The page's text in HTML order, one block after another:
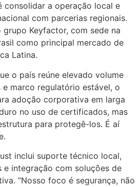
consolidar a operação local e
com parcerias regionais.
Keyfactor, com sede na
como principal mercado de
Latina.
o país reúne elevado volume
marco regulatório estável, o
adoção corporativa em larga
no uso de certificados, mas
para protegê-los. É aí
inclui suporte técnico local,
e integração com soluções de
“Nosso foco é segurança, não